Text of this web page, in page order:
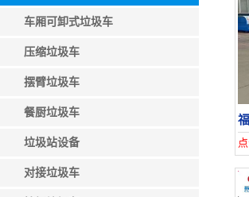
车厢可卸式垃圾车
压缩垃圾车
摆臂垃圾车
餐厨垃圾车
垃圾站设备
对接垃圾车